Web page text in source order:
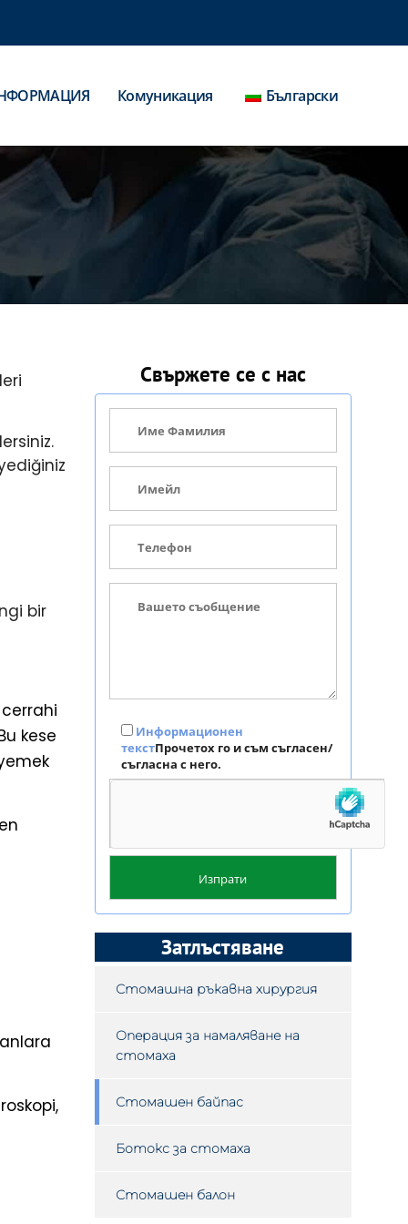
Комуникация Български
bir
kese
Свържете се с нас
Информационен
текстПрочетох го и съм съгласен/
съгласна с него.
Затлъстяване
Стомашна ръкавна хирургия
Операция за намаляване на
стомаха
Стомашен байпас
Ботокс за стомаха
Стомашен балон